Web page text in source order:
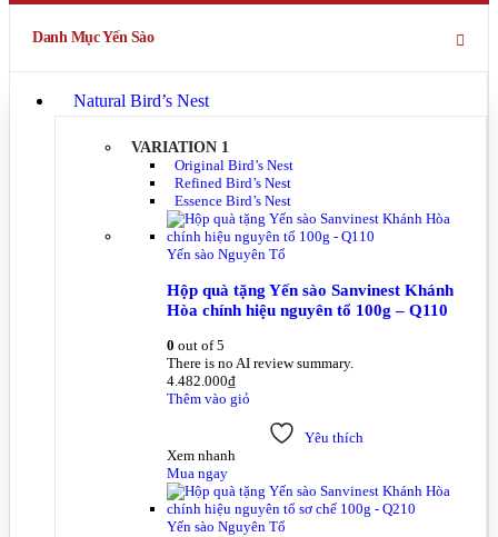
Danh Mục Yến Sào
Natural Bird’s Nest
VARIATION 1
Original Bird’s Nest
Refined Bird’s Nest
Essence Bird’s Nest
Yến sào Nguyên Tổ
Hộp quà tặng Yến sào Sanvinest Khánh
Hòa chính hiệu nguyên tổ 100g – Q110
0 out of 5
There is no AI review summary.
4.482.000₫
Thêm vào giỏ
Yêu thích
Xem nhanh
Mua ngay
Yến sào Nguyên Tổ